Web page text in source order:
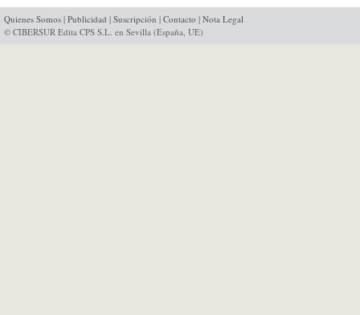
Quienes Somos | Publicidad | Suscripción | Contacto | Nota Legal
© CIBERSUR Edita CPS S.L. en Sevilla (España, UE)